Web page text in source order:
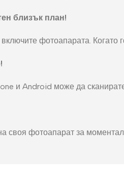
близък план!
фотоапарата.
и Android може да
своя фотоапарат за